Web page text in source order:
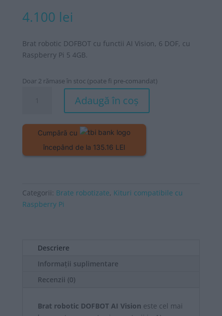
4.100 lei
Brat robotic DOFBOT cu functii AI Vision, 6 DOF, cu
Raspberry Pi 5 4GB.
Doar 2 rămase în stoc (poate fi pre-comandat)
DOFBOT
5
4GB
Adaugă în coș
Cumpără cu
începând de la 135.16 LEI
Categorii: Brate robotizate, Kituri compatibile cu
Raspberry Pi
Descriere
Informații suplimentare
Recenzii (0)
Brat robotic DOFBOT AI Vision este cel mai